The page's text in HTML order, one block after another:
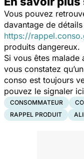
Vous pouvez
davantage de
https://
produits dangereux.
Si vous êtes malade
vous constatez
conso est toujours
pouvez le signaler
CONSOMMATEUR
RAPPEL PRODUIT